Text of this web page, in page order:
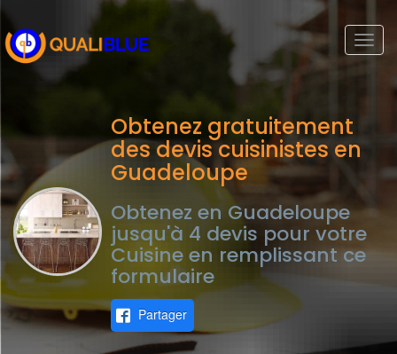
Obtenez gratuitement
des devis cuisinistes en
Guadeloupe
Obtenez en Guadeloupe
jusqu'à 4 devis pour votre
Cuisine en remplissant ce
formulaire
Partager